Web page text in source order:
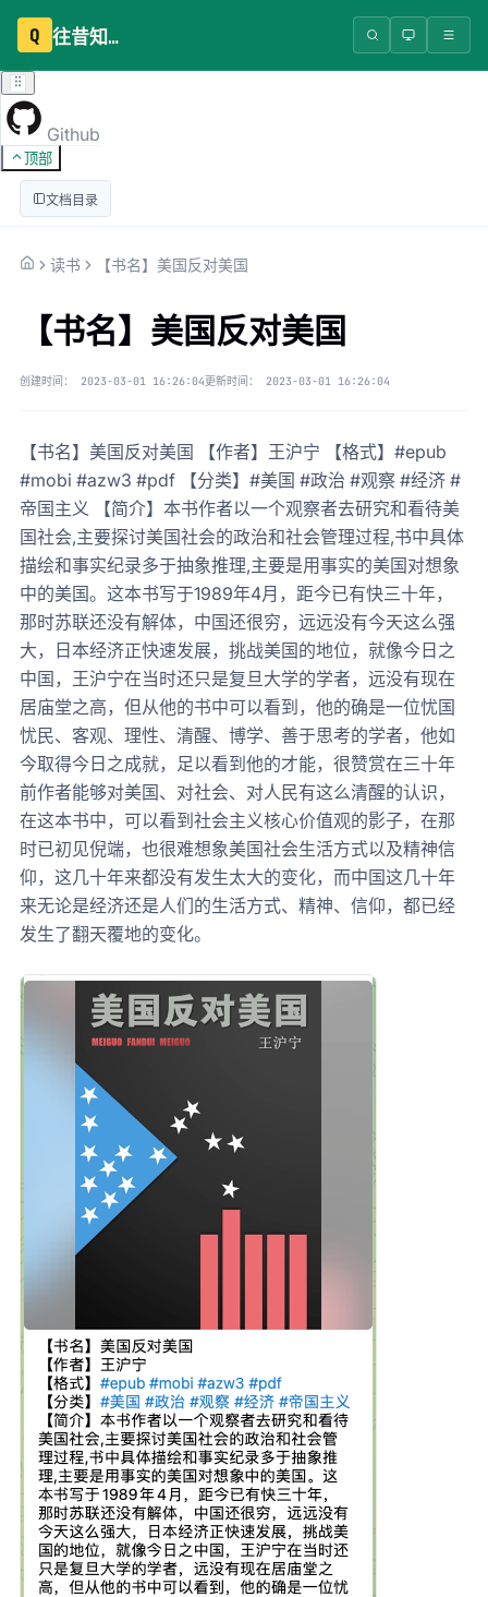
Q 往昔知识库
Github
顶部
文档目录
读书 【书名】美国反对美国
【书名】美国反对美国
创建时间： 2023-03-01 16:26:04更新时间： 2023-03-01 16:26:04
【书名】美国反对美国 【作者】王沪宁 【格式】#epub
#mobi #azw3 #pdf 【分类】#美国 #政治 #观察 #经济 #
帝国主义 【简介】本书作者以一个观察者去研究和看待美
国社会,主要探讨美国社会的政治和社会管理过程,书中具体
描绘和事实纪录多于抽象推理,主要是用事实的美国对想象
中的美国。这本书写于1989年4月，距今已有快三十年，
那时苏联还没有解体，中国还很穷，远远没有今天这么强
大，日本经济正快速发展，挑战美国的地位，就像今日之
中国，王沪宁在当时还只是复旦大学的学者，远没有现在
居庙堂之高，但从他的书中可以看到，他的确是一位忧国
忧民、客观、理性、清醒、博学、善于思考的学者，他如
今取得今日之成就，足以看到他的才能，很赞赏在三十年
前作者能够对美国、对社会、对人民有这么清醒的认识，
在这本书中，可以看到社会主义核心价值观的影子，在那
时已初见倪端，也很难想象美国社会生活方式以及精神信
仰，这几十年来都没有发生太大的变化，而中国这几十年
来无论是经济还是人们的生活方式、精神、信仰，都已经
发生了翻天覆地的变化。